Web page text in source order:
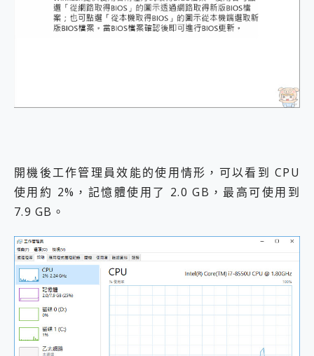
開機後工作管理員效能的使用情形，可以看到 CPU
使用約 2%，記憶體使用了 2.0 GB，最高可使用到
7.9 GB。